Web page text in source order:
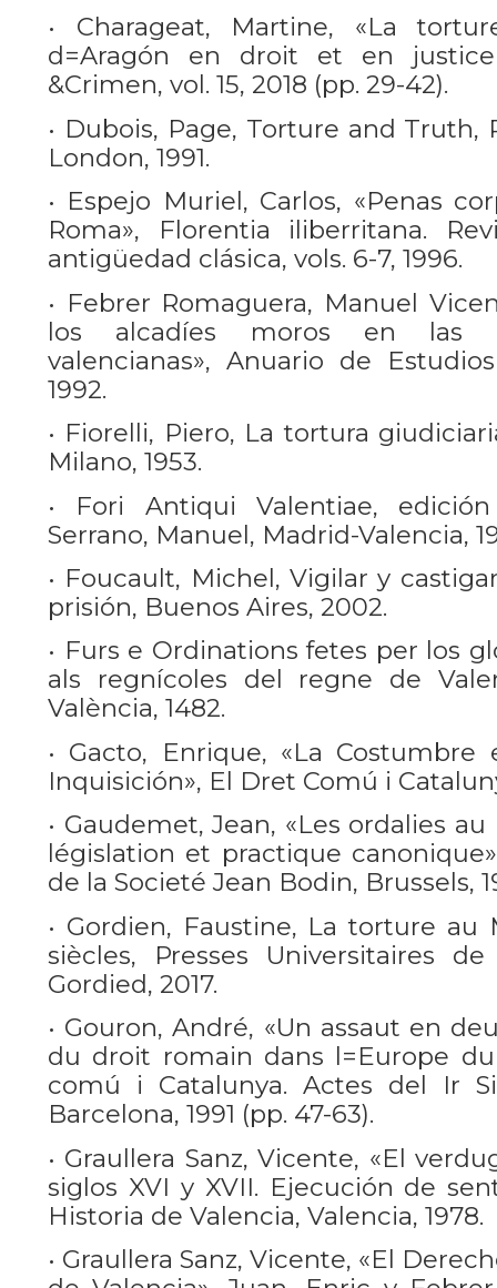
• Charageat, Martine, «La
d=Aragón en droit et en justice
&Crimen, vol. 15, 2018 (pp. 29-42).
• Dubois, Page, Torture and Truth,
London, 1991.
• Espejo Muriel, Carlos, «Penas
Roma», Florentia iliberritana.
antigüedad clásica, vols. 6-7, 1996.
• Febrer Romaguera, Manuel
los alcadíes moros en las
valencianas», Anuario de
1992.
• Fiorelli, Piero, La tortura
Milano, 1953.
• Fori Antiqui Valentiae,
Serrano, Manuel, Madrid-Valencia,
• Foucault, Michel, Vigilar y
prisión, Buenos Aires, 2002.
• Furs e Ordinations fetes per los
als regnícoles del regne de
València, 1482.
• Gacto, Enrique, «La
Inquisición», El Dret Comú i
• Gaudemet, Jean, «Les ordalies
législation et practique
de la Societé Jean Bodin, Brussels,
• Gordien, Faustine, La torture au
siècles, Presses Universitaires
Gordied, 2017.
• Gouron, André, «Un assaut en
du droit romain dans l=Europe
comú i Catalunya. Actes del Ir
Barcelona, 1991 (pp. 47-63).
• Graullera Sanz, Vicente, «El
siglos XVI y XVII. Ejecución de
Historia de Valencia, Valencia, 1978.
• Graullera Sanz, Vicente, «El